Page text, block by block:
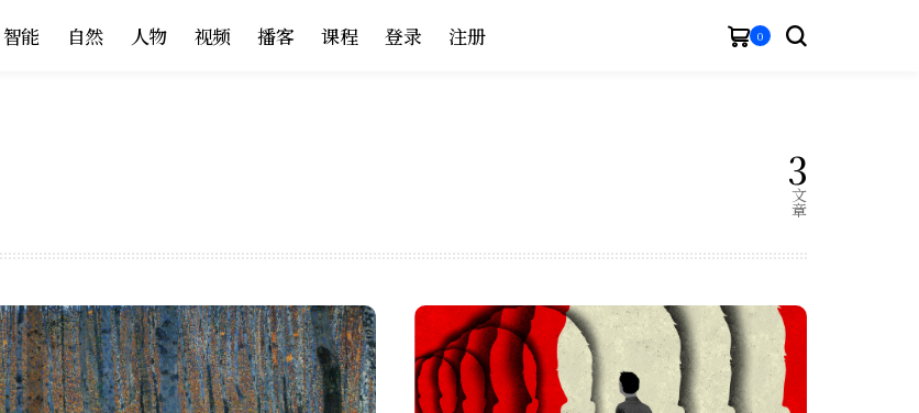
智能 自然 人物 视频 播客 课程 登录 注册 0
3
文
章